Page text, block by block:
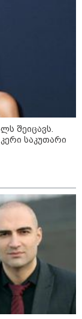
ქვეშ
ნია
ტექნიკური
-
ანალიზი
დიდი
მოუწევს...
შეიცავს.
საკუთარი